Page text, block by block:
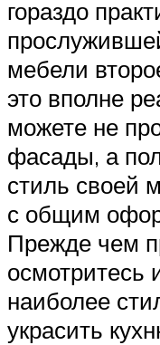
гораздо
мебели
это вполне
можете не
фасады, а
стиль своей
с общим
Прежде чем
осмотритесь
наиболее
украсить